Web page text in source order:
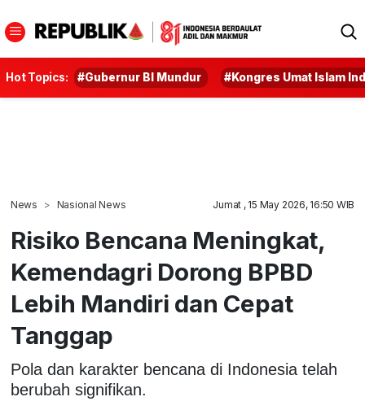
Hot Topics: #Gubernur BI Mundur #Kongres Umat Islam
News Nasional News Jumat , 15 May 2026, 16:50 WIB
Risiko Bencana Meningkat,
Kemendagri Dorong BPBD
Lebih Mandiri dan Cepat
Tanggap
Pola dan karakter bencana di Indonesia telah
berubah signifikan.